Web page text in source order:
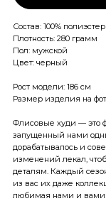
Состав: 100%
Плотность: 280 грамм
Пол: мужской
Цвет: черный
Рост модели: 186 см
Размер изделия на
Флисовые худи — это
запущенный нами
дорабатывалось и
изменений лекал,
деталям. Каждый
из вас их даже
любимая нами и вами